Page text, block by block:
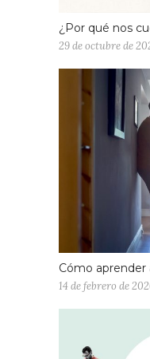
¿Por qué nos
29 de octubre de
Cómo aprender
14 de febrero de